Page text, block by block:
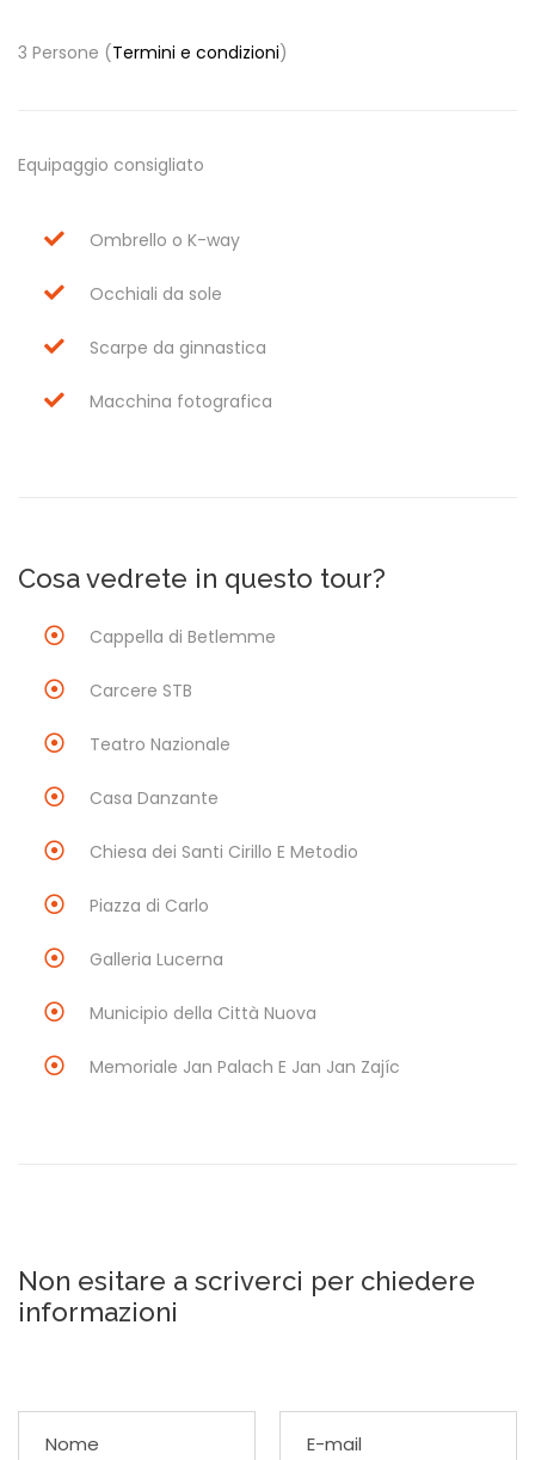
3 Persone (Termini e condizioni)
Equipaggio consigliato
Ombrello o K-way
Occhiali da sole
Scarpe da ginnastica
Macchina fotografica
Cosa vedrete in questo tour?
Cappella di Betlemme
Carcere STB
Teatro Nazionale
Casa Danzante
Chiesa dei Santi Cirillo E Metodio
Piazza di Carlo
Galleria Lucerna
Municipio della Città Nuova
Memoriale Jan Palach E Jan Jan Zajíc
Non esitare a scriverci per chiedere
informazioni